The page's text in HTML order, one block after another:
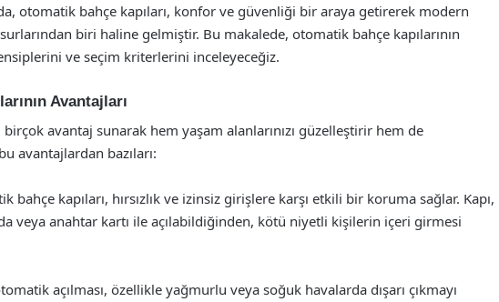
otomatik bahçe kapıları, konfor ve güvenliği bir araya getirerek modern
biri haline gelmiştir. Bu makalede, otomatik bahçe kapılarının
ve seçim kriterlerini inceleyeceğiz.
Avantajları
birçok avantaj sunarak hem yaşam alanlarınızı güzelleştirir hem de
avantajlardan bazıları:
kapıları, hırsızlık ve izinsiz girişlere karşı etkili bir koruma sağlar. Kapı,
veya anahtar kartı ile açılabildiğinden, kötü niyetli kişilerin içeri girmesi
açılması, özellikle yağmurlu veya soğuk havalarda dışarı çıkmayı